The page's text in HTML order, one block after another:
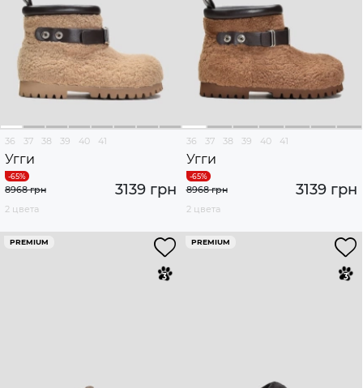
36 37 38 39 40 41
Угги
3139 грн
8968 грн
2 цвета
36 37 38 39 40 41
Угги
3139 грн
8968 грн
2 цвета
PREMIUM PREMIUM